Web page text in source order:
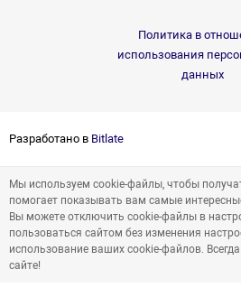
Политика в
использования
данных
Разработано в Bitlate
Мы используем cookie-файлы, чтобы
помогает показывать вам самые
Вы можете отключить cookie-файлы в
пользоваться сайтом без изменения
использование ваших cookie-файлов.
сайте!